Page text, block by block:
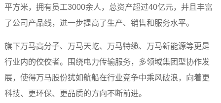
平方米，拥有员工3000余人，总资产超过40亿元，并且丰富
了公司产品线，进一步提高了生产、销售和服务水平。
旗下万马高分子、万马天屹、万马特缆、万马新能源等更是
行业内的佼佼者。围绕电力传输服务，多领域集团型协作发
展，使得万马股份犹如航船在行业竞争中乘风破浪，向着更
科技、更环保、更品质的方向不断前进。